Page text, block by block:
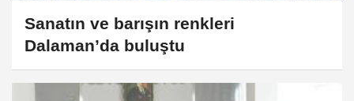
Sanatın ve barışın renkleri
Dalaman’da buluştu